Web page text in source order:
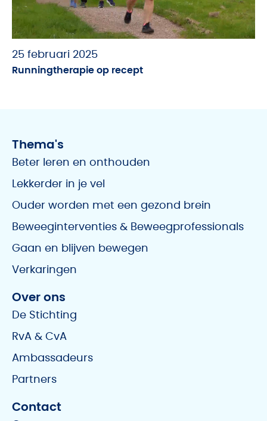
25 februari 2025
Runningtherapie op recept
Thema's
Beter leren en onthouden
Lekkerder in je vel
Ouder worden met een gezond brein
Beweeginterventies & Beweegprofessionals
Gaan en blijven bewegen
Verkaringen
Over ons
De Stichting
RvA & CvA
Ambassadeurs
Partners
Contact